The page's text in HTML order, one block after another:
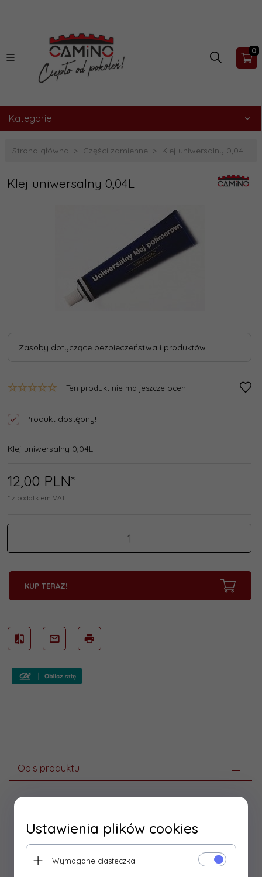
Ustawienia plików cookies
Wymagane ciasteczka
0
Kategorie
Strona główna Części zamienne Klej uniwersalny 0,04L
Klej uniwersalny 0,04L
Zasoby dotyczące bezpieczeństwa i produktów
Ten produkt nie ma jeszcze ocen
Produkt dostępny!
Klej uniwersalny 0,04L
12,00 PLN*
* z podatkiem VAT
KUP TERAZ!
Opis produktu
KLEJ PRZEZNACZONY DO WKLEJANIA
SZNURÓW W CZĘŚCIACH DO KOTŁÓW